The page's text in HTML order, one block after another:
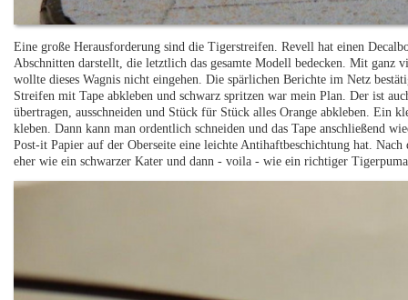
Eine große Herausforderung sind die Tigerstreifen. Revell hat einen
Abschnitten darstellt, die letztlich das gesamte Modell bedecken. Mit ganz
wollte dieses Wagnis nicht eingehen. Die spärlichen Berichte im Netz
Streifen mit Tape abkleben und schwarz spritzen war mein Plan. Der ist
übertragen, ausschneiden und Stück für Stück alles Orange abkleben. Ein
kleben. Dann kann man ordentlich schneiden und das Tape anschließend
Post-it Papier auf der Oberseite eine leichte Antihaftbeschichtung hat.
eher wie ein schwarzer Kater und dann - voila - wie ein richtiger